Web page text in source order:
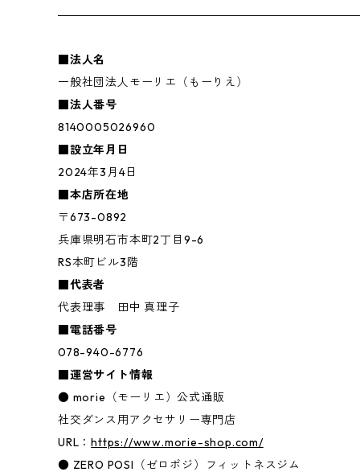
■法人名
一般社団法人モーリエ（もーりえ）
■法人番号
8140005026960
■設立年月日
2024年3月4日
■本店所在地
〒673-0892
兵庫県明石市本町2丁目9-6
RS本町ビル3階
■代表者
代表理事 田中 真理子
■電話番号
078-940-6776
■運営サイト情報
● morie（モーリエ）公式通販
社交ダンス用アクセサリー専門店
URL：https://www.morie-shop.com/
● ZERO POSI（ゼロポジ）フィットネスジム